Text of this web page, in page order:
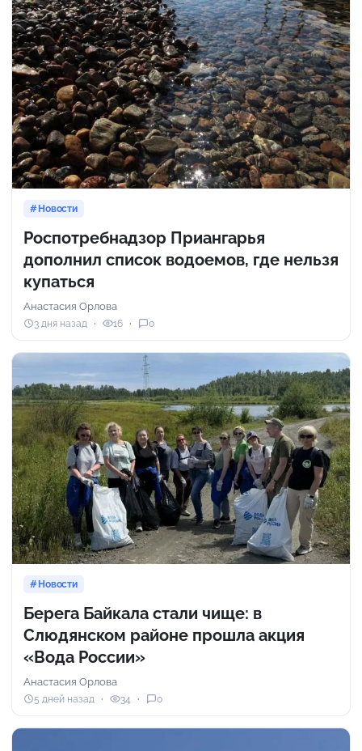
Новости
Роспотребнадзор Приангарья
дополнил список водоемов, где нельзя
купаться
Анастасия Орлова
3 дня назад 16 0
Новости
Берега Байкала стали чище: в
Слюдянском районе прошла акция
«Вода России»
Анастасия Орлова
5 дней назад 34 0